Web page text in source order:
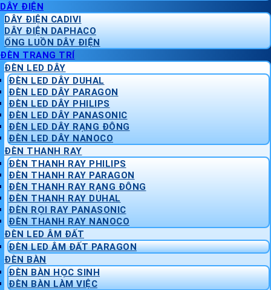
DÂY ĐIỆN
DÂY ĐIỆN CADIVI
DÂY ĐIỆN DAPHACO
ỐNG LUỒN DÂY ĐIỆN
ĐÈN TRANG TRÍ
ĐÈN LED DÂY
ĐÈN LED DÂY DUHAL
ĐÈN LED DÂY PARAGON
ĐÈN LED DÂY PHILIPS
ĐÈN LED DÂY PANASONIC
ĐÈN LED DÂY RẠNG ĐÔNG
ĐÈN LED DÂY NANOCO
ĐÈN THANH RAY
ĐÈN THANH RAY PHILIPS
ĐÈN THANH RAY PARAGON
ĐÈN THANH RAY RẠNG ĐÔNG
ĐÈN THANH RAY DUHAL
ĐÈN RỌI RAY PANASONIC
ĐÈN THANH RAY NANOCO
ĐÈN LED ÂM ĐẤT
ĐÈN LED ÂM ĐẤT PARAGON
ĐÈN BÀN
ĐÈN BÀN HỌC SINH
ĐÈN BÀN LÀM VIỆC